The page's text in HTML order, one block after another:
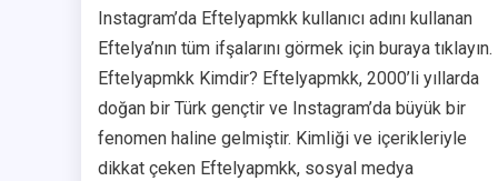
Instagram’da Eftelyapmkk kullanıcı adını kullanan
Eftelya’nın tüm ifşalarını görmek için buraya tıklayın.
Eftelyapmkk Kimdir? Eftelyapmkk, 2000’li yıllarda
doğan bir Türk gençtir ve Instagram’da büyük bir
fenomen haline gelmiştir. Kimliği ve içerikleriyle
dikkat çeken Eftelyapmkk, sosyal medya